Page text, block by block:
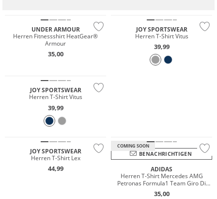
UNDER ARMOUR
Herren Fitnessshirt HeatGear®
Armour
35,00
JOY SPORTSWEAR
Herren T-Shirt Vitus
39,99
JOY SPORTSWEAR
Herren T-Shirt Vitus
39,99
JOY SPORTSWEAR
Herren T-Shirt Lex
44,99
COMING SOON
BENACHRICHTIGEN
ADIDAS
Herren T-Shirt Mercedes AMG
Petronas Formula1 Team Giro Di
Mercedes
35,00
NEU